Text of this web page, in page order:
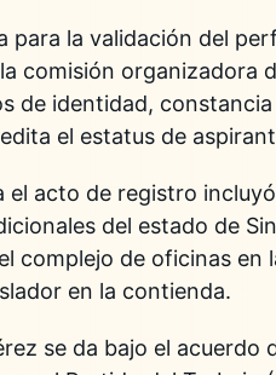
para la validación del
comisión organizadora
de identidad,
el estatus de
el acto de registro
del estado de
complejo de oficinas en
en la contienda.
se da bajo el